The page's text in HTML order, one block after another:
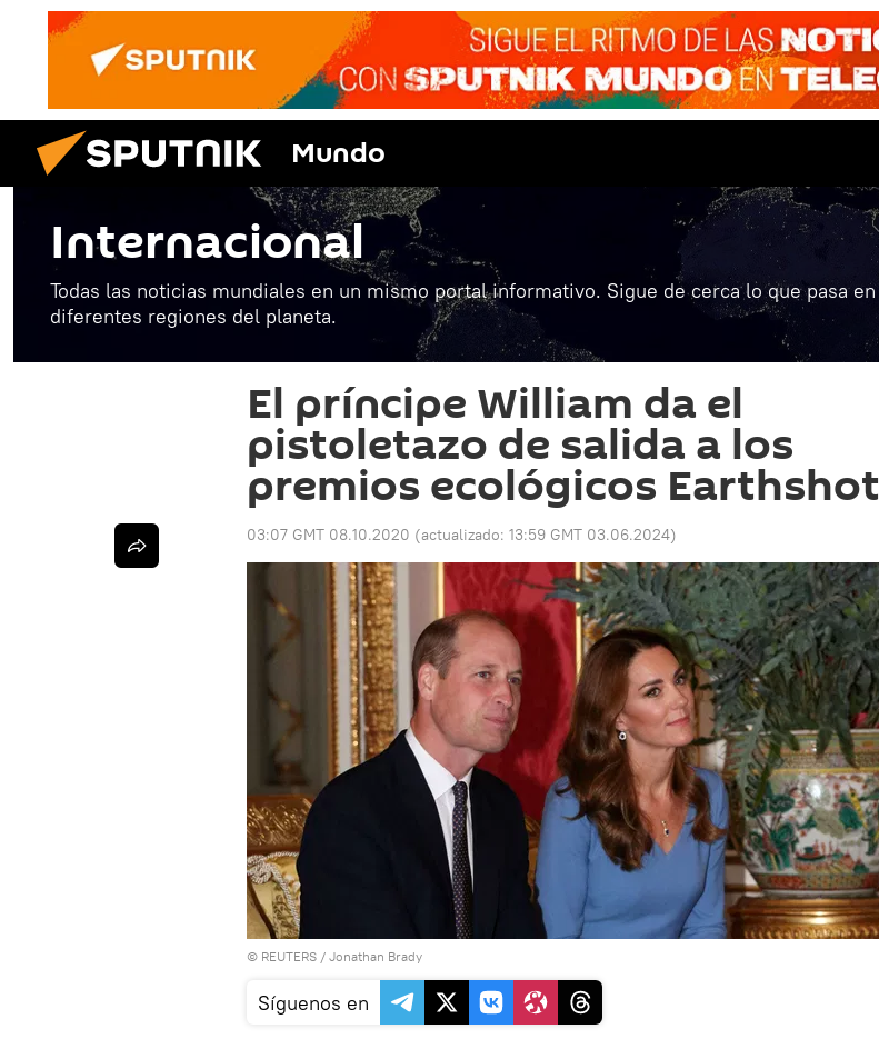
Mundo
Internacional
Todas las noticias mundiales en un mismo portal informativo. Sigue de cerca lo que pasa en
diferentes regiones del planeta.
El príncipe William da el
pistoletazo de salida a los
premios ecológicos Earthshot
03:07 GMT 08.10.2020 (actualizado: 13:59 GMT 03.06.2024)
© REUTERS / Jonathan Brady
Síguenos en